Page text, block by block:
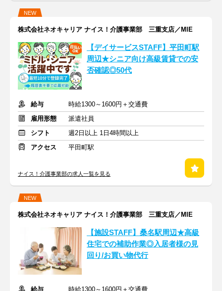
NEW
株式会社ネオキャリア ナイス！介護事業部 三重支店／MIE
【デイサービスSTAFF】平田町駅
周辺★シニア向け高級賃貸での安
否確認◎50代
給与
時給1300～1600円＋交通費
雇用形態
派遣社員
シフト
週2日以上 1日4時間以上
アクセス
平田町駅
ナイス！介護事業部の求人一覧を見る
NEW
株式会社ネオキャリア ナイス！介護事業部 三重支店／MIE
【施設STAFF】桑名駅周辺★高級
住宅での補助作業◎入居者様の見
回り/お買い物代行
給与
時給1300～1600円＋交通費